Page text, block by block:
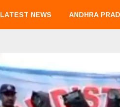
LATEST NEWS ANDHRA